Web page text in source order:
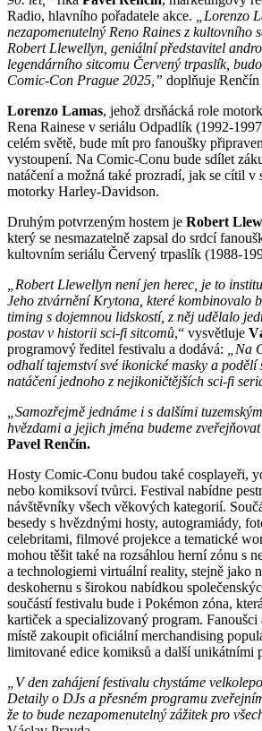
Radio, hlavního pořadatele akce. „Lorenzo
nezapomenutelný Reno Raines z kultovního
Robert Llewellyn, geniální představitel
legendárního sitcomu Červený trpaslík,
Comic-Con Prague 2025,” doplňuje Renčín
Lorenzo Lamas, jehož drsňácká role
Rena Rainese v seriálu Odpadlík (1992-
celém světě, bude mít pro fanoušky
vystoupení. Na Comic-Conu bude sdílet
natáčení a možná také prozradí, jak se cítil v
motorky Harley-Davidson.
Druhým potvrzeným hostem je Robert
který se nesmazatelně zapsal do srdcí
kultovním seriálu Červený trpaslík (1988-
„Robert Llewellyn není jen herec, je to
Jeho ztvárnění Krytona, které kombinovalo
timing s dojemnou lidskostí, z něj udělalo
postav v historii sci-fi sitcomů,“ vysvětluje
programový ředitel festivalu a dodává:
„Na
odhalí tajemství své ikonické masky a podělí
natáčení jednoho z nejikoničtějších sci-fi
„Samozřejmě jednáme i s dalšími
hvězdami a jejich jména budeme
Pavel Renčín.
Hosty Comic-Conu budou také cosplayeři,
nebo komiksoví tvůrci. Festival nabídne
návštěvníky všech věkových kategorií.
besedy s hvězdnými hosty, autogramiády,
celebritami, filmové projekce a tematické
mohou těšit také na rozsáhlou herní zónu s
a technologiemi virtuální reality, stejně jako
deskohernu s širokou nabídkou
součástí festivalu bude i Pokémon zóna,
kartiček a specializovaný program. Fanoušci
místě zakoupit oficiální merchandising
limitované edice komiksů a další unikátními
„V den zahájení festivalu chystáme
Detaily o DJs a přesném programu
že to bude nezapomenutelný zážitek pro